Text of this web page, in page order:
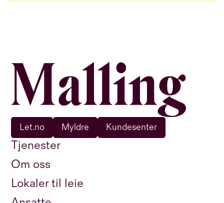
Tjenester
Om oss
Lokaler til leie
Let.no Myldre Kundesenter